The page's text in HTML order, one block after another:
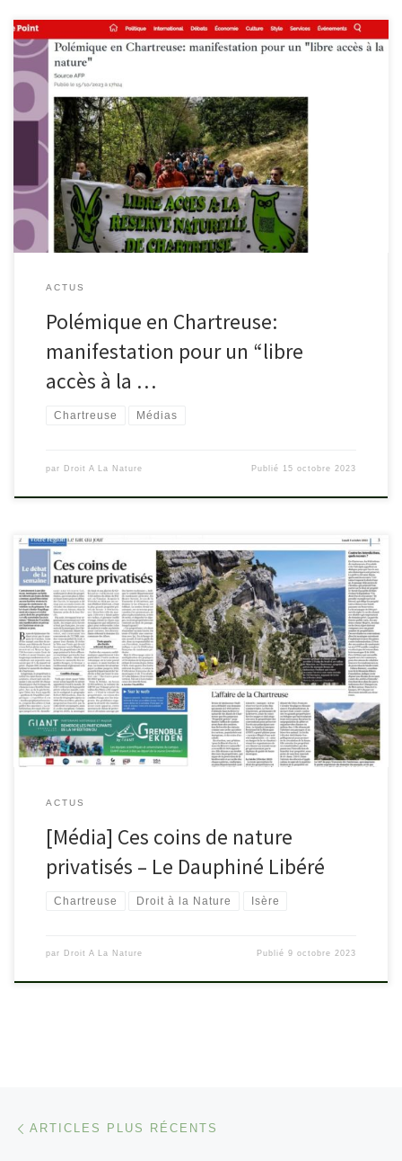
lepoint.fr/societe/polemique-en-chartreuse-manifestation-pour-
un-libre-acces-a-la-nature-15-10-2023-2539430_23.php#11
ACTUS
Polémique en Chartreuse:
manifestation pour un “libre
accès à la …
Chartreuse Médias
par Droit A La Nature Publié 15 octobre 2023
Le journal Le Dauphiné du lundi 9 octobre 2023 a sorti un dossier
sur “Ces coins de nature privatisés” et fait un focus sur le problème
en cours sur la Réserve naturelle des Hauts de Chartreuse.
ledauphine.com/societe/2023/10/08/coins-de-nature-privatises-
contre-les-interdictions-quels-recours et en bonus le Courrier des
lecteurs :
ACTUS
[Média] Ces coins de nature
privatisés – Le Dauphiné Libéré
Chartreuse Droit à la Nature Isère
par Droit A La Nature Publié9 octobre 2023
Navigation dans les articles
ARTICLES PLUS RÉCENTS